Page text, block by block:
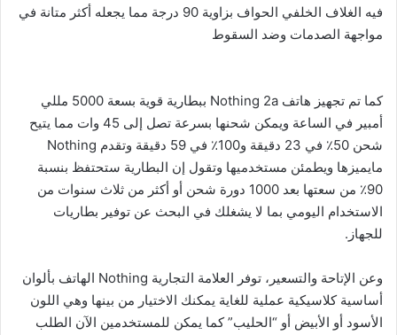
فيه الغلاف الخلفي الحواف بزاوية 90 درجة مما يجعله أكثر متانة في
مواجهة الصدمات وضد السقوط
كما تم تجهيز هاتف Nothing 2a ببطارية قوية بسعة 5000 مللي
أمبير في الساعة ويمكن شحنها بسرعة تصل إلى 45 وات مما يتيح
شحن 50٪ في 23 دقيقة و100٪ في 59 دقيقة وتقدم Nothing
مايميزها ويطمئن مستخدميها وتقول إن البطارية ستحتفظ بنسبة
90٪ من سعتها بعد 1000 دورة شحن أو أكثر من ثلاث سنوات من
الاستخدام اليومي بما لا يشغلك في البحث عن توفير بطاريات
للجهاز.
وعن الإتاحة والتسعير، توفر العلامة التجارية Nothing الهاتف بألوان
أساسية كلاسيكية عملية للغاية يمكنك الاختيار من بينها وهي اللون
الأسود أو الأبيض أو “الحليب” كما يمكن للمستخدمين الآن الطلب